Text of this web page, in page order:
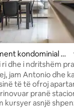
nga 5, 146
kondominial në
ri dhe i ndritshëm
Qendror
jam Antonio dhe
të të ofroj
pranë
kursyer asnjë